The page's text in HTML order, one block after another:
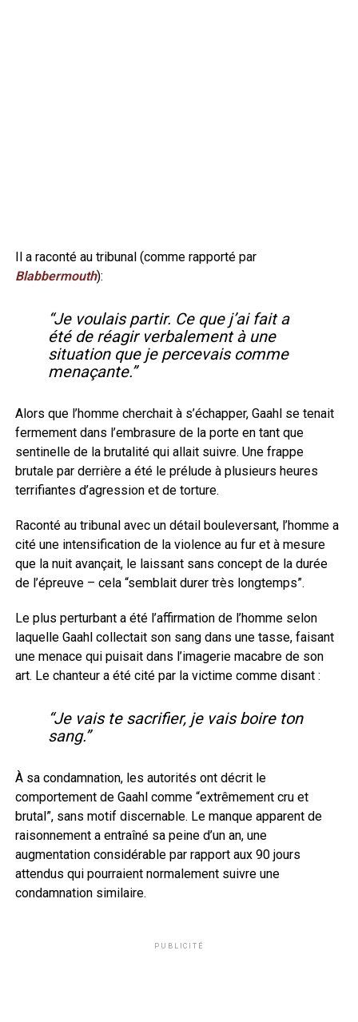
Il a raconté au tribunal (comme rapporté par
Blabbermouth):
“Je voulais partir. Ce que j’ai fait a
été de réagir verbalement à une
situation que je percevais comme
menaçante.”
Alors que l’homme cherchait à s’échapper, Gaahl se tenait
fermement dans l’embrasure de la porte en tant que
sentinelle de la brutalité qui allait suivre. Une frappe
brutale par derrière a été le prélude à plusieurs heures
terrifiantes d’agression et de torture.
Raconté au tribunal avec un détail bouleversant, l’homme a
cité une intensification de la violence au fur et à mesure
que la nuit avançait, le laissant sans concept de la durée
de l’épreuve – cela “semblait durer très longtemps”.
Le plus perturbant a été l’affirmation de l’homme selon
laquelle Gaahl collectait son sang dans une tasse, faisant
une menace qui puisait dans l’imagerie macabre de son
art. Le chanteur a été cité par la victime comme disant :
“Je vais te sacrifier, je vais boire ton
sang.”
À sa condamnation, les autorités ont décrit le
comportement de Gaahl comme “extrêmement cru et
brutal”, sans motif discernable. Le manque apparent de
raisonnement a entraîné sa peine d’un an, une
augmentation considérable par rapport aux 90 jours
attendus qui pourraient normalement suivre une
condamnation similaire.
PUBLICITÉ